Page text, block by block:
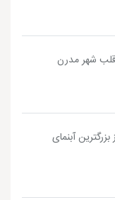
شهر مدرن
آبنمای